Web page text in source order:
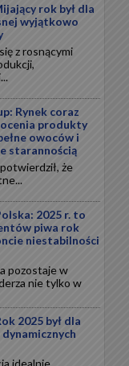
rok był dla
wyjątkowo
z rosnącymi
Rynek coraz
produkty
owoców i
starannością
że
2025 r. to
piwa rok
niestabilności
pozostaje w
nie tylko w
2025 był dla
dynamicznych
idealnie